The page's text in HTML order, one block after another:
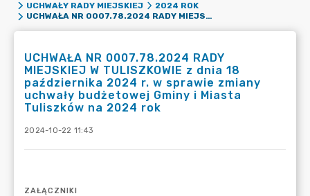
UCHWAŁY RADY MIEJSKIEJ
2024 ROK
UCHWAŁA NR 0007.78.2024 RADY MIEJSKIEJ W TULISZKOWIE Z DNIA 18 PAŹDZIERNIKA 2024 R. W SPRAWIE ZMIANY UCHWAŁY BUDŻETOWEJ GMINY I MIASTA TULISZKÓW NA 2024 ROK
UCHWAŁA NR 0007.78.2024 RADY
MIEJSKIEJ W TULISZKOWIE z dnia 18
października 2024 r. w sprawie zmiany
uchwały budżetowej Gminy i Miasta
Tuliszków na 2024 rok
2024-10-22 11:43
ZAŁĄCZNIKI